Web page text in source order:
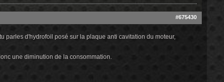
#675430
parles d'hydrofoil posé sur la plaque anti cavitation du moteur,
une diminution de la consommation.